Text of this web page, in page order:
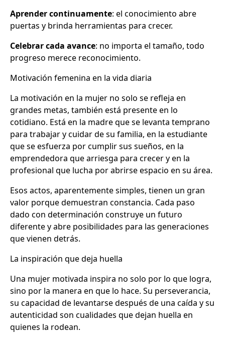
Aprender continuamente: el conocimiento abre
puertas y brinda herramientas para crecer.
Celebrar cada avance: no importa el tamaño, todo
progreso merece reconocimiento.
Motivación femenina en la vida diaria
La motivación en la mujer no solo se refleja en
grandes metas, también está presente en lo
cotidiano. Está en la madre que se levanta temprano
para trabajar y cuidar de su familia, en la estudiante
que se esfuerza por cumplir sus sueños, en la
emprendedora que arriesga para crecer y en la
profesional que lucha por abrirse espacio en su área.
Esos actos, aparentemente simples, tienen un gran
valor porque demuestran constancia. Cada paso
dado con determinación construye un futuro
diferente y abre posibilidades para las generaciones
que vienen detrás.
La inspiración que deja huella
Una mujer motivada inspira no solo por lo que logra,
sino por la manera en que lo hace. Su perseverancia,
su capacidad de levantarse después de una caída y su
autenticidad son cualidades que dejan huella en
quienes la rodean.